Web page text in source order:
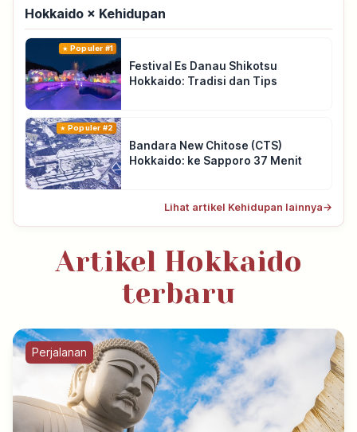
Hokkaido × Kehidupan
Populer #1
Festival Es Danau Shikotsu
Hokkaido: Tradisi dan Tips
Populer #2
Bandara New Chitose (CTS)
Hokkaido: ke Sapporo 37 Menit
Lihat artikel Kehidupan lainnya→
Artikel Hokkaido
terbaru
Perjalanan